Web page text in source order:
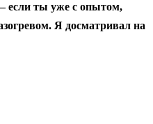
если ты уже с опытом,
Я досматривал на